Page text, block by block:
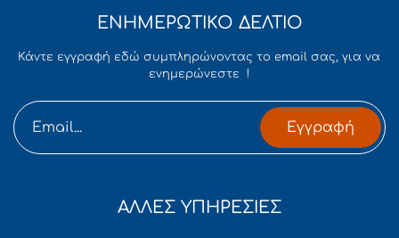
ΕΝΗΜΕΡΩΤΙΚΟ ΔΕΛΤΙΟ
Κάντε εγγραφή εδώ συμπληρώνοντας το email σας, για να
ενημερώνεστε !
Εγγραφή
ΑΛΛΕΣ ΥΠΗΡΕΣΙΕΣ